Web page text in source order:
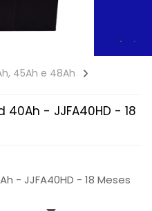
45Ah e 48Ah
- JJFA40HD - 18
- JJFA40HD - 18 Meses